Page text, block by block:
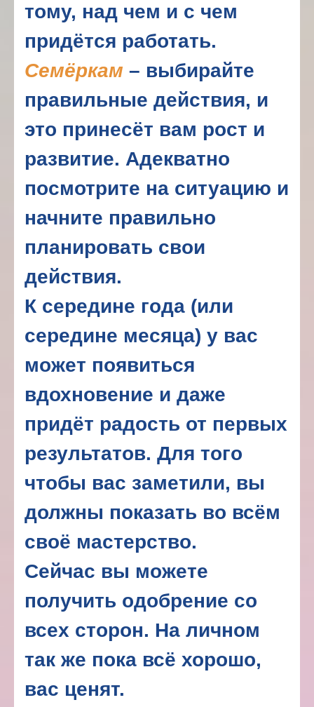
тому, над чем и с чем
придётся работать.
Семёркам – выбирайте
правильные действия, и
это принесёт вам рост и
развитие. Адекватно
посмотрите на ситуацию и
начните правильно
планировать свои
действия.
К середине года (или
середине месяца) у вас
может появиться
вдохновение и даже
придёт радость от первых
результатов. Для того
чтобы вас заметили, вы
должны показать во всём
своё мастерство.
Сейчас вы можете
получить одобрение со
всех сторон. На личном
так же пока всё хорошо,
вас ценят.